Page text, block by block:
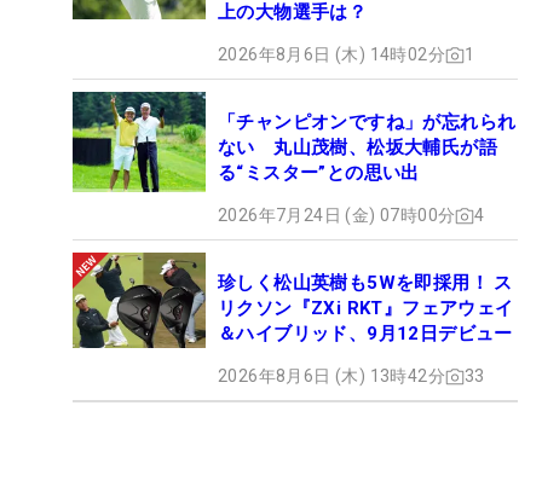
上の大物選手は？
2026年8月6日 (木) 14時02分 1
「チャンピオンですね」が忘れられ
ない 丸山茂樹、松坂大輔氏が語
る“ミスター”との思い出
2026年7月24日 (金) 07時00分 4
珍しく松山英樹も5Wを即採用！ ス
リクソン『ZXi RKT』フェアウェイ
＆ハイブリッド、9月12日デビュー
2026年8月6日 (木) 13時42分 33